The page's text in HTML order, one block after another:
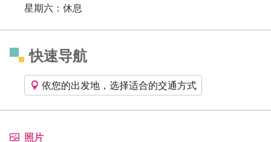
星期六：休息
快速导航
依您的出发地，选择适合的交通方式
照片